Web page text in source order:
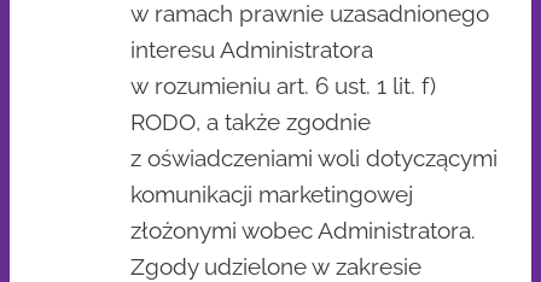
w ramach prawnie uzasadnionego
interesu Administratora
w rozumieniu art. 6 ust. 1 lit. f)
RODO, a także zgodnie
z oświadczeniami woli dotyczącymi
komunikacji marketingowej
złożonymi wobec Administratora.
Zgody udzielone w zakresie